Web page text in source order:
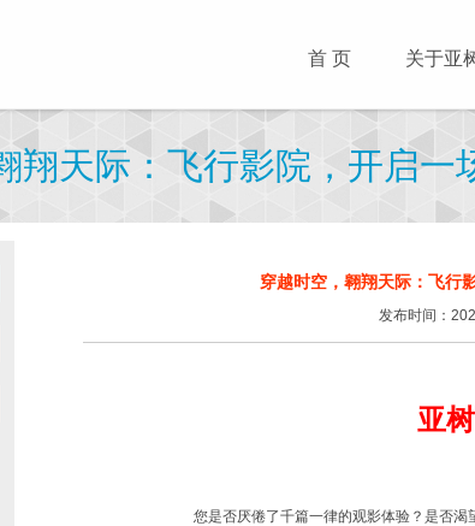
首 页 关于亚
翔天际：飞行影院，开启一
穿越时空，翱翔天际：飞行
发布时间：
亚
您是否厌倦了千篇一律的观影体验？是否